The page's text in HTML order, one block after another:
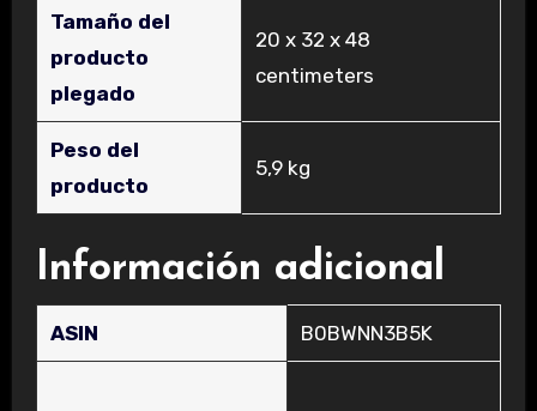
Tamaño del
producto
plegado
‎20 x 32 x 48
centimeters
Peso del
producto
‎5,9 kg
Información adicional
ASIN B0BWNN3B5K